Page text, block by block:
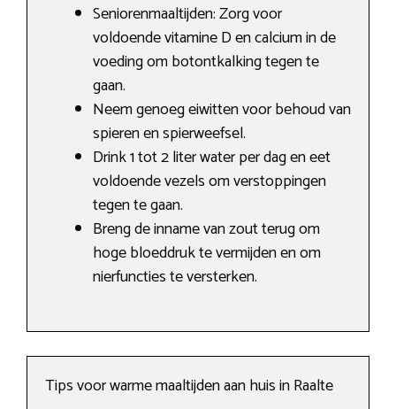
Seniorenmaaltijden: Zorg voor
voldoende vitamine D en calcium in de
voeding om botontkalking tegen te
gaan.
Neem genoeg eiwitten voor behoud van
spieren en spierweefsel.
Drink 1 tot 2 liter water per dag en eet
voldoende vezels om verstoppingen
tegen te gaan.
Breng de inname van zout terug om
hoge bloeddruk te vermijden en om
nierfuncties te versterken.
Tips voor warme maaltijden aan huis in Raalte